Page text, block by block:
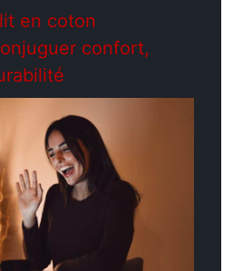
en coton
confort,